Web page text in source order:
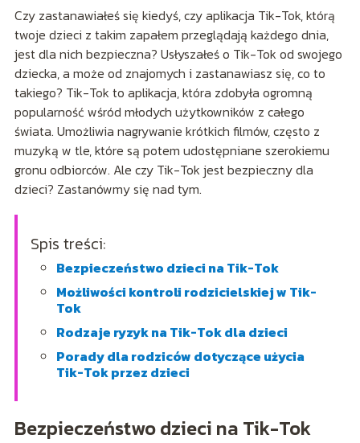
Czy zastanawiałeś się kiedyś, czy aplikacja Tik-Tok, którą
twoje dzieci z takim zapałem przeglądają każdego dnia,
jest dla nich bezpieczna? Usłyszałeś o Tik-Tok od swojego
dziecka, a może od znajomych i zastanawiasz się, co to
takiego? Tik-Tok to aplikacja, która zdobyła ogromną
popularność wśród młodych użytkowników z całego
świata. Umożliwia nagrywanie krótkich filmów, często z
muzyką w tle, które są potem udostępniane szerokiemu
gronu odbiorców. Ale czy Tik-Tok jest bezpieczny dla
dzieci? Zastanówmy się nad tym.
Spis treści:
Bezpieczeństwo dzieci na Tik-Tok
Możliwości kontroli rodzicielskiej w Tik-
Tok
Rodzaje ryzyk na Tik-Tok dla dzieci
Porady dla rodziców dotyczące użycia
Tik-Tok przez dzieci
Bezpieczeństwo dzieci na Tik-Tok